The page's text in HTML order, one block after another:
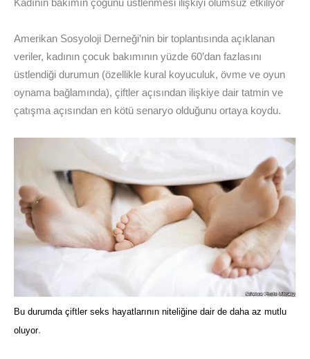
Kadının bakımın çoğunu üstlenmesi ilişkiyi olumsuz etkiliyor
Amerikan Sosyoloji Derneği’nin bir toplantısında açıklanan
veriler, kadının çocuk bakımının yüzde 60’dan fazlasını
üstlendiği durumun (özellikle kural koyuculuk, övme ve oyun
oynama bağlamında), çiftler açısından ilişkiye dair tatmin ve
çatışma açısından en kötü senaryo olduğunu ortaya koydu.
Bu durumda çiftler seks hayatlarının niteliğine dair de daha az mutlu
oluyor.